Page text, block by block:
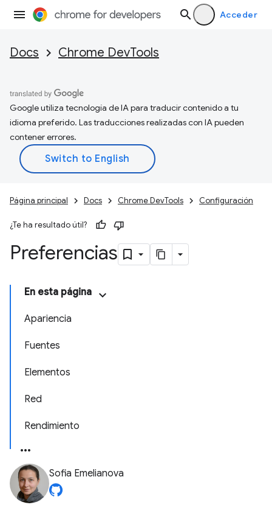
Acceder
Docs Chrome DevTools
Google utiliza tecnología de IA para traducir contenido a tu
idioma preferido. Las traducciones realizadas con IA pueden
contener errores.
Página principal Docs Chrome DevTools Configuración
¿Te ha resultado útil?
Preferencias
En esta página
Apariencia
Fuentes
Elementos
Red
Rendimiento
Sofia Emelianova